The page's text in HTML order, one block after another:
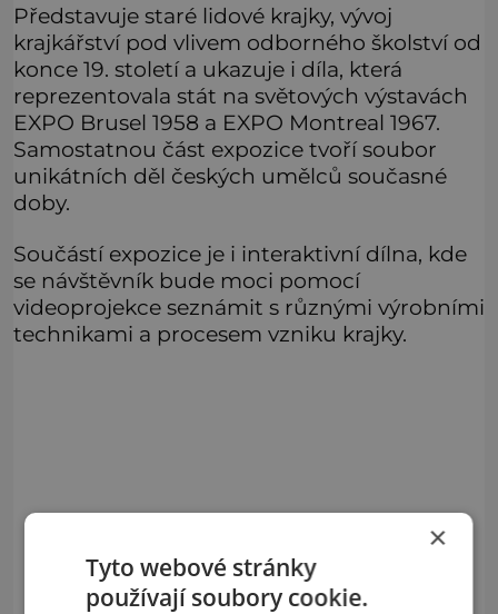
Představuje staré lidové krajky, vývoj
krajkářství pod vlivem odborného školství od
konce 19. století a ukazuje i díla, která
reprezentovala stát na světových výstavách
EXPO Brusel 1958 a EXPO Montreal 1967.
Samostatnou část expozice tvoří soubor
unikátních děl českých umělců současné
doby.
Součástí expozice je i interaktivní dílna, kde
se návštěvník bude moci pomocí
videoprojekce seznámit s různými výrobními
technikami a procesem vzniku krajky.
×
Tyto webové stránky
používají soubory cookie.